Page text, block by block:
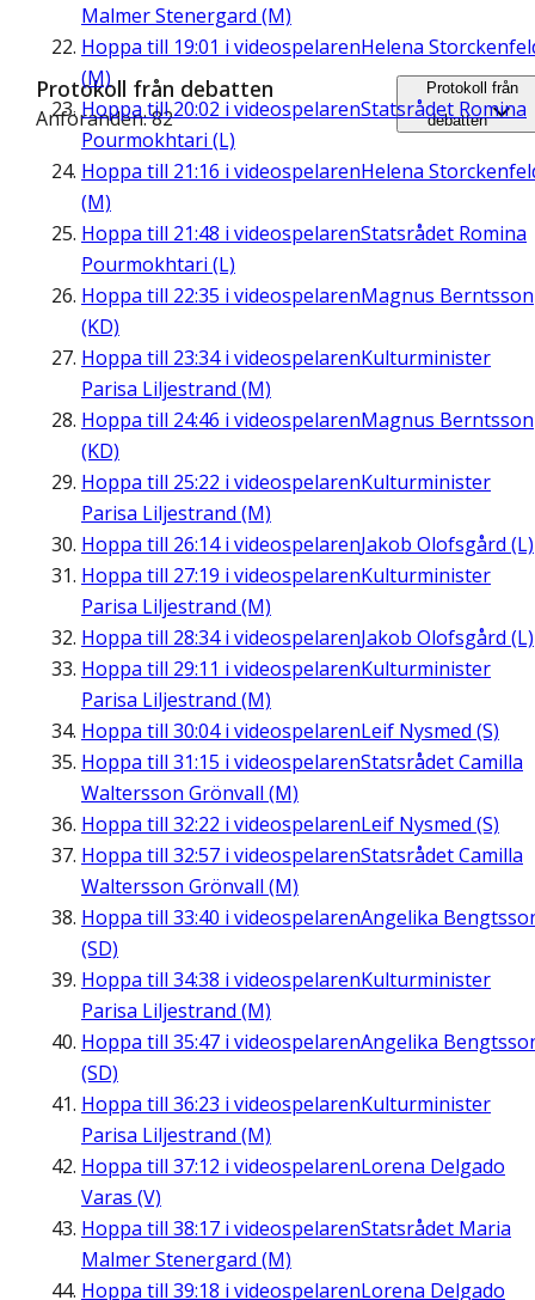
Malmer Stenergard (M)
Hoppa till 19:01 i videospelarenHelena
(M)
Hoppa till20:02 i videospelarenStatsrådet Romina
Pourmokhtari (L)
Hoppa till 21:16 i videospelarenHelena
(M)
Hoppa till 21:48 i videospelarenStatsrådet Romina
Pourmokhtari (L)
Hoppa till 22:35 i videospelarenMagnus Berntsson
(KD)
Hoppa till 23:34i videospelarenKulturminister
Parisa Liljestrand (M)
Hoppa till 24:46 i videospelarenMagnus Berntsson
(KD)
Hoppa till 25:22 i videospelarenKulturminister
Parisa Liljestrand (M)
Hoppa till 26:14i videospelarenJakob Olofsgård (L)
Hoppa till 27:19 i videospelarenKulturminister
Parisa Liljestrand (M)
Hoppa till 28:34i videospelarenJakob Olofsgård (L)
Hoppa till 29:11 i videospelarenKulturminister
Parisa Liljestrand (M)
Hoppa till 30:04i videospelarenLeif Nysmed (S)
Hoppa till 31:15 i videospelarenStatsrådet Camilla
Waltersson Grönvall (M)
Hoppa till 32:22 i videospelarenLeif Nysmed (S)
Hoppa till 32:57 i videospelarenStatsrådet Camilla
Waltersson Grönvall (M)
Hoppa till 33:40 i videospelarenAngelika
(SD)
Hoppa till 34:38 i videospelarenKulturminister
Parisa Liljestrand (M)
Hoppa till 35:47 i videospelarenAngelika
(SD)
Hoppa till 36:23 i videospelarenKulturminister
Parisa Liljestrand (M)
Hoppa till 37:12 i videospelarenLorena Delgado
Varas (V)
Hoppa till 38:17 i videospelarenStatsrådet Maria
Malmer Stenergard (M)
Hoppa till 39:18 i videospelarenLorena Delgado
Protokoll från debatten
Anföranden: 82
Protokoll från
debatten